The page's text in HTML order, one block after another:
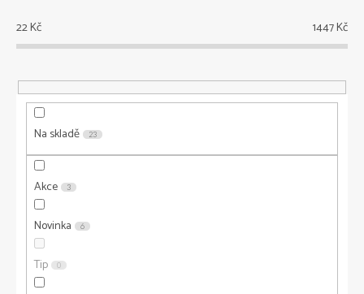
n
í
r
o
22Kč 1447Kč
Na skladě 23
Akce 3
Novinka 6
Tip 0